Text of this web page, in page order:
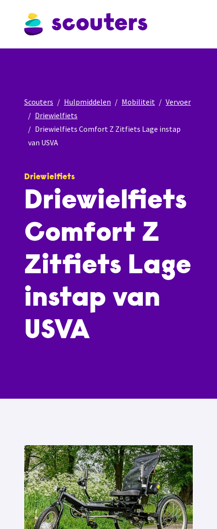
Scouters Hulpmiddelen Mobiliteit
Vervoer
Driewielfiets
Driewielfiets Comfort Z Zitfiets Lage instap
van USVA
Driewielfiets
Driewielfiets
Comfort Z
Zitfiets Lage
instap van
USVA